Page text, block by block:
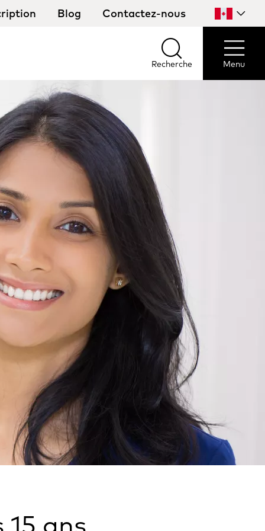
Blog Contactez-nous
pays
Recherche
Recherche Menu
Menu
ans